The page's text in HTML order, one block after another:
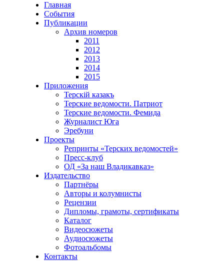
Главная
События
Публикации
Архив номеров
2011
2012
2013
2014
2015
Приложения
Терскiй казакъ
Терские ведомости. Патриот
Терские ведомости. Фемида
Журналист Юга
Эребуни
Проекты
Репринты «Терских ведомостей»
Пресс-клуб
ОД «За наш Владикавказ»
Издательство
Партнёры
Авторы и колумнисты
Рецензии
Дипломы, грамоты, сертификаты
Каталог
Видеосюжеты
Аудиосюжеты
Фотоальбомы
Контакты